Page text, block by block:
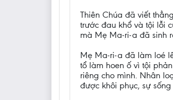
Thiên Chúa đã viết
trước đau khổ và tội lỗi
mà Mẹ Ma-ri-a đã sinh
Mẹ Ma-ri-a đã làm loé
tổ làm hoen ố vì tội
riêng cho mình. Nhân
được khôi phục, sự